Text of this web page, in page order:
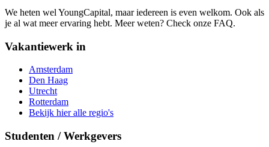
We heten wel YoungCapital, maar iedereen is even welkom. Ook als
je al wat meer ervaring hebt. Meer weten? Check onze FAQ.
Vakantiewerk in
Amsterdam
Den Haag
Utrecht
Rotterdam
Bekijk hier alle regio's
Studenten / Werkgevers